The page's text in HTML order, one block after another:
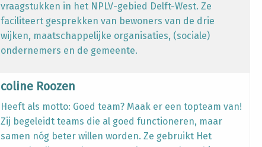
vraagstukken in het NPLV-gebied Delft-West. Ze
faciliteert gesprekken van bewoners van de drie
wijken, maatschappelijke organisaties, (sociale)
ondernemers en de gemeente.
Roozen
Heeft als motto: Goed team? Maak er een topteam van!
Zij begeleidt teams die al goed functioneren, maar
samen nóg beter willen worden. Ze gebruikt Het